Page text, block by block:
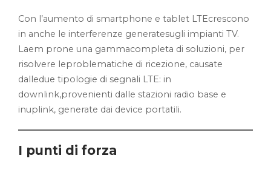
Con l’aumento di smartphone e tablet LTEcrescono
in anche le interferenze generatesugli impianti TV.
Laem prone una gammacompleta di soluzioni, per
risolvere leproblematiche di ricezione, causate
dalledue tipologie di segnali LTE: in
downlink,provenienti dalle stazioni radio base e
inuplink, generate dai device portatili.
I punti di forza